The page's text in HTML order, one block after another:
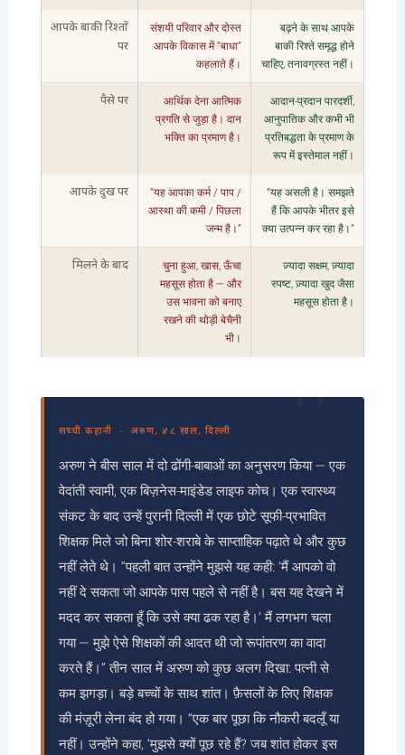
आपके बाकी रिश्तों
पर
संशयी परिवार और दोस्त
आपके विकास में “बाधा”
कहलाते हैं।
बढ़ने के साथ आपके
बाकी रिश्ते समृद्ध होने
चाहिए, तनावग्रस्त नहीं।
पैसे पर
आर्थिक देना आत्मिक
प्रगति से जुड़ा है। दान
भक्ति का प्रमाण है।
आदान-प्रदान पारदर्शी,
आनुपातिक और कभी भी
प्रतिबद्धता के प्रमाण के
रूप में इस्तेमाल नहीं।
आपके दुख पर
“यह आपका कर्म / पाप /
आस्था की कमी / पिछला
जन्म है।”
“यह असली है। समझते
हैं कि आपके भीतर इसे
क्या उत्पन्न कर रहा है।”
मिलने के बाद
चुना हुआ, खास, ऊँचा
महसूस होता है — और
उस भावना को बनाए
रखने की थोड़ी बेचैनी
भी।
ज़्यादा सक्षम, ज़्यादा
स्पष्ट, ज़्यादा खुद जैसा
महसूस होता है।
सच्ची कहानी · अरुण, ४८ साल, दिल्ली
अरुण ने बीस साल में दो ढोंगी-बाबाओं का अनुसरण किया — एक
वेदांती स्वामी, एक बिज़नेस-माइंडेड लाइफ कोच। एक स्वास्थ्य
संकट के बाद उन्हें पुरानी दिल्ली में एक छोटे सूफी-प्रभावित
शिक्षक मिले जो बिना शोर-शराबे के साप्ताहिक पढ़ाते थे और कुछ
नहीं लेते थे। “पहली बात उन्होंने मुझसे यह कही: ‘मैं आपको वो
नहीं दे सकता जो आपके पास पहले से नहीं है। बस यह देखने में
मदद कर सकता हूँ कि उसे क्या ढक रहा है।’ मैं लगभग चला
गया — मुझे ऐसे शिक्षकों की आदत थी जो रूपांतरण का वादा
करते हैं।” तीन साल में अरुण को कुछ अलग दिखा: पत्नी से
कम झगड़ा। बड़े बच्चों के साथ शांत। फ़ैसलों के लिए शिक्षक
की मंज़ूरी लेना बंद हो गया। “एक बार पूछा कि नौकरी बदलूँ या
नहीं। उन्होंने कहा, ‘मुझसे क्यों पूछ रहे हैं? जब शांत होकर इस